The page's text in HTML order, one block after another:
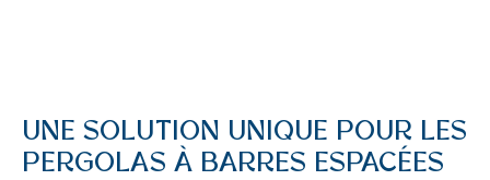
UNE SOLUTION UNIQUE POUR LES
PERGOLAS À BARRES ESPACÉES